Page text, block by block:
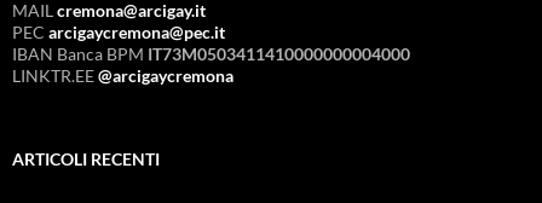
MAIL cremona@arcigay.it
PEC arcigaycremona@pec.it
IBAN Banca BPM IT73M0503411410000000004000
LINKTR.EE@arcigaycremona
ARTICOLI RECENTI